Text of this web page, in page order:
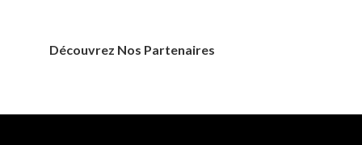
Découvrez Nos Partenaires